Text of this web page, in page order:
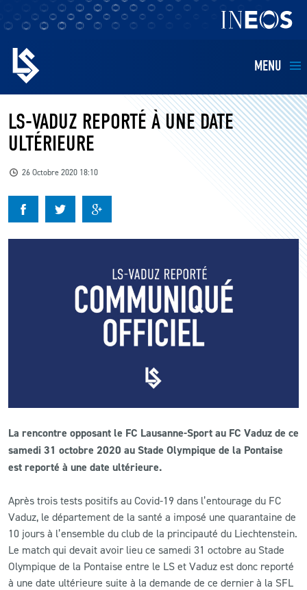
MENU
EQUIPES
BILLETTERIE
KIDS
RESTAURATION
ACTUALITÉS
LS E-SHOP
L’APP DU LS
LS ACADEMY CAMPS
MATCH DES CELEBRITES
PRESSE ET MEDIAS
LS-VADUZ REPORTÉ À UNE DATE
ULTÉRIEURE
26 Octobre 2020 18:10
La rencontre opposant le FC Lausanne-Sport au FC Vaduz de ce
samedi 31 octobre 2020 au Stade Olympique de la Pontaise
est reporté à une date ultérieure.
Après trois tests positifs au Covid-19 dans l’entourage du FC
Vaduz, le département de la santé a imposé une quarantaine de
10 jours à l’ensemble du club de la principauté du Liechtenstein.
Le match qui devait avoir lieu ce samedi 31 octobre au Stade
Olympique de la Pontaise entre le LS et Vaduz est donc reporté
à une date ultérieure suite à la demande de ce dernier à la SFL